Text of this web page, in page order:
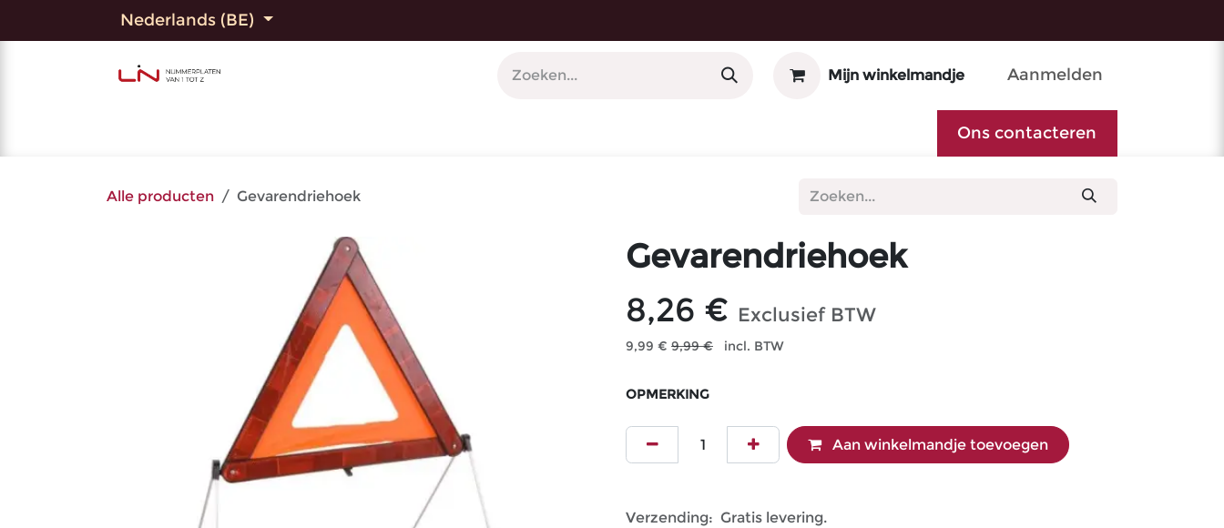
Overslaan naar inhoud
Nederlands (BE)
Mijn winkelmandje Aanmelden
Ons contacteren
Alle producten Gevarendriehoek
Gevarendriehoek
8,26 € Exclusief BTW
9,99 € 9,99€ incl. BTW
OPMERKING
Aan winkelmandje toevoegen
Verzending: Gratis levering.